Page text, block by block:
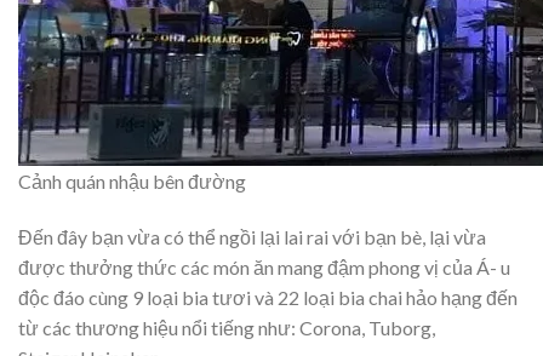
Cảnh quán nhậu bên đường
Đến đây bạn vừa có thể ngồi lại lai rai với bạn bè, lại vừa
được thưởng thức các món ăn mang đậm phong vị của Á- u
độc đáo cùng 9 loại bia tươi và 22 loại bia chai hảo hạng đến
từ các thương hiệu nổi tiếng như: Corona, Tuborg,